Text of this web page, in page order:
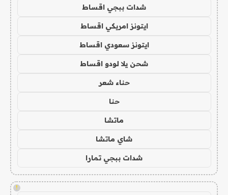
شدات ببجي اقساط
ايتونز امريكي اقساط
ايتونز سعودي اقساط
شحن يلا لودو اقساط
حناء شعر
حنا
ماتشا
شاي ماتشا
شدات ببجي تمارا
!